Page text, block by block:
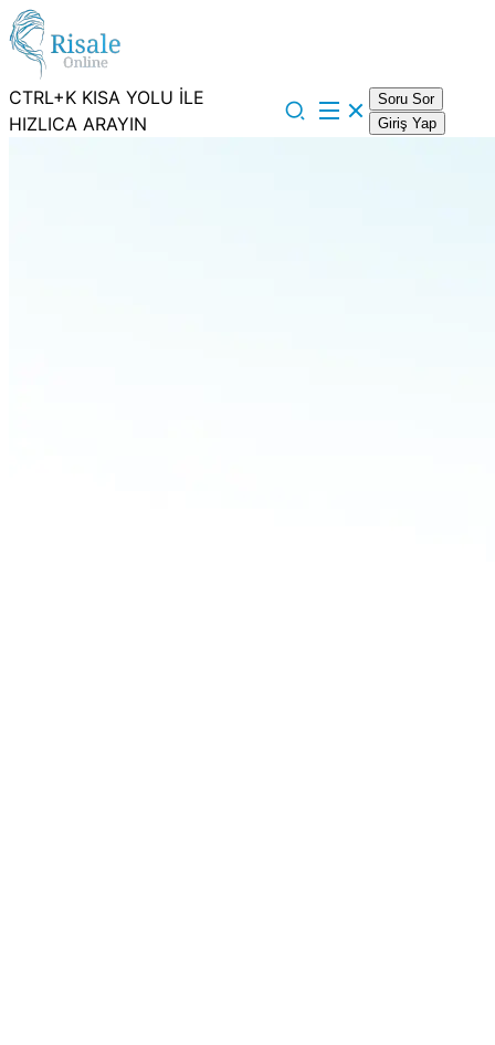
CTRL+K KISA YOLU İLE
HIZLICA ARAYIN
Soru Sor
Giriş Yap